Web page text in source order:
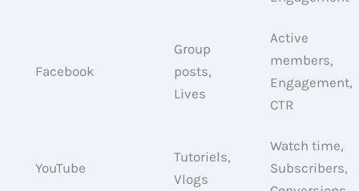
Facebook
Group
posts,
Lives
Active
members,
Engagement,
CTR
YouTube
Tutoriels,
Vlogs
Watch time,
Subscribers,